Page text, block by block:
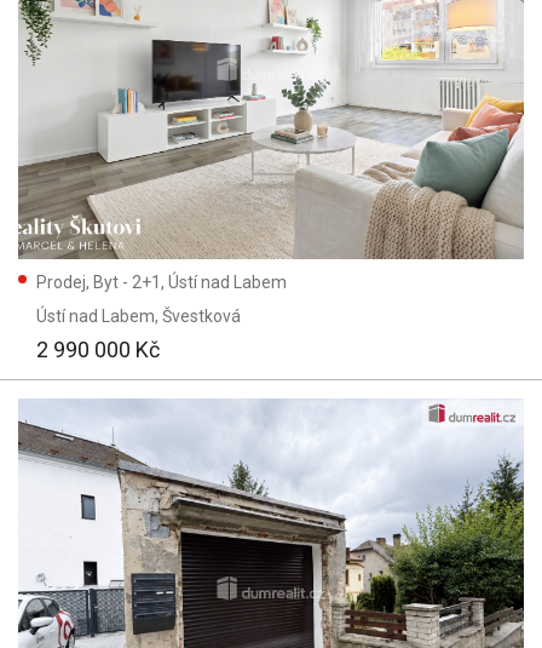
Prodej, Byt - 2+1, Ústí nad Labem
Ústí nad Labem, Švestková
2 990 000 Kč